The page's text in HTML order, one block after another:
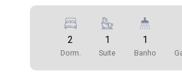
2
Dorm.
1
Suite
1
Banho